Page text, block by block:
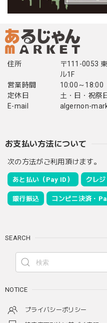
住所
〒111-0053
ル1F
営業時間
10:00～18:00
定休日
土・日・祝祭
E-mail
algernon-
お支払い方法について
次の方法がご利用頂けます。
あと払い（Pay ID） クレ
銀行振込 コンビニ決済・
SEARCH
NOTICE
プライバシーポリシー